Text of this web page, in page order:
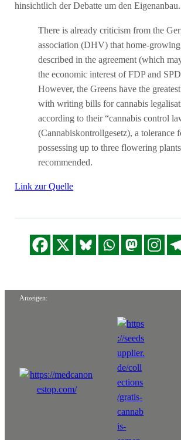
hinsichtlich der Debatte um den Eigenanbau.
There is already criticism from the
association (DHV) that home-
described in the agreement (which
the economic interest of FDP and
However, the Greens have the
with writing bills for cannabis
according to their “cannabis control
(Cannabiskontrollgesetz), a tolerance
possessing up to three flowering
recommended.
Link zur Quelle
Anzeigen: